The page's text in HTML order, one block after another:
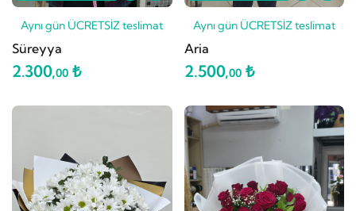
Aynı gün ÜCRETSİZ teslimat
Süreyya
2.300,00 ₺
Aynı gün ÜCRETSİZ teslimat
Aria
2.500,00₺